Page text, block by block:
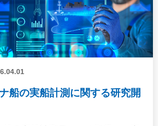
船の実船計測に関する研究開